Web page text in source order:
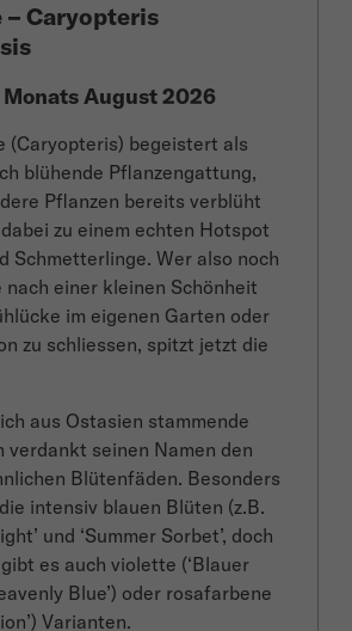
Caryopteris
Monats August 2026
(Caryopteris) begeistert als
blühende Pflanzengattung,
Pflanzen bereits verblüht
zu einem echten Hotspot
Schmetterlinge. Wer also noch
nach einer kleinen Schönheit
im eigenen Garten oder
zu schliessen, spitzt jetzt die
aus Ostasien stammende
verdankt seinen Namen den
Blütenfäden. Besonders
intensiv blauen Blüten (z.B.
und ‘Summer Sorbet’, doch
es auch violette (‘Blauer
Blue’) oder rosafarbene
Varianten.